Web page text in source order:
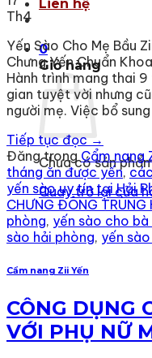
Liên hệ
0
Giỏ hàng
Chưa có sản
Quay trở lại cửa
Th4
Yến Sào Cho Mẹ Bầu
Chưng Yến Chuẩn
Hành trình mang thai
gian tuyệt vời nhưng
người mẹ. Việc bổ
Tiếp tục đọc →
Đăng trongCẩm nang
tháng ăn được yến,
yến sào uy tín tại Hải
CHƯNG ĐÔNG TRÙNG
phòng, yến sào cho bà
sào hải phòng, yến
Cẩm nang Zii Yến
CÔNG DỤNG
VỚI PHỤ NỮ